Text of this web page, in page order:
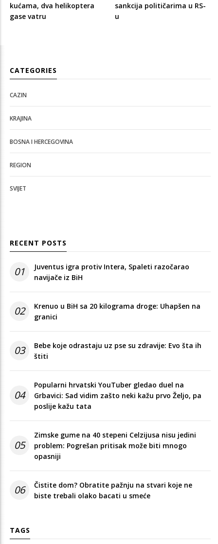
kućama, dva helikoptera
gase vatru
sankcija političarima u RS-
u
CATEGORIES
CAZIN
KRAJINA
BOSNA I HERCEGOVINA
REGION
SVIJET
RECENT POSTS
01
Juventus igra protiv Intera, Spaleti razočarao
navijače iz BiH
02
Krenuo u BiH sa 20 kilograma droge: Uhapšen na
granici
03
Bebe koje odrastaju uz pse su zdravije: Evo šta ih
štiti
04
Popularni hrvatski YouTuber gledao duel na
Grbavici: Sad vidim zašto neki kažu prvo Željo, pa
poslije kažu tata
05
Zimske gume na 40 stepeni Celzijusa nisu jedini
problem: Pogrešan pritisak može biti mnogo
opasniji
06
Čistite dom? Obratite pažnju na stvari koje ne
biste trebali olako bacati u smeće
TAGS